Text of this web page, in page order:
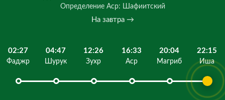
Определение Аср: Шафиитский
На завтра →
02:27
Фаджр
04:47
Шурук
12:26
Зухр
16:33
Аср
20:04
Магриб
22:15
Иша